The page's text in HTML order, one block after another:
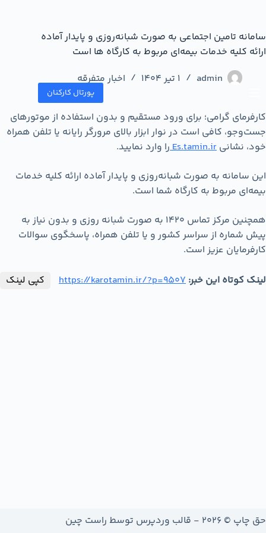
پورتال کارکنان
سامانه تامین اجتماعی به صورت شبانه‌روزی و پایدار آماده
ارائه کلیه خدمات بیمه‌ای مربوط به کارگاه ها است
admin
1 تیر 1404 اخبار متفرقه
کارفرمای گرامی؛ برای ورود مستقیم و بدون استفاده از موتورهای
جست‌و‌جو، كافی است در نوار ابزار بالای مرورگر رایانه یا تلفن همراه
خود، نشانی Es.tamin.ir را وارد نماييد.
این سامانه به صورت شبانه‌روزی و پایدار آماده ارائه کلیه خدمات
بیمه‌ای مربوط به کارگاه شما است.
همچنین مرکز تماس 1420 به صورت شبانه روزی و بدون نیاز به
پیش شماره از سراسر کشور و یا تلفن همراه، پاسخگوی سوالات
کارفرمایان عزیز است.
لینک کوتاه این خبر: https://karotamin.ir/?p=9507 کپی لینک
حق چاپ © 2026 - قالب وردپرس توسط راست چین